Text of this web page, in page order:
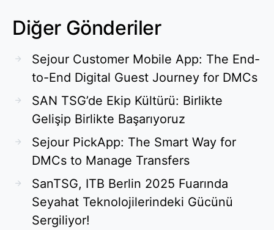
Diğer Gönderiler
Sejour Customer Mobile App: The End-
to-End Digital Guest Journey for DMCs
SAN TSG’de Ekip Kültürü: Birlikte
Gelişip Birlikte Başarıyoruz
Sejour PickApp: The Smart Way for
DMCs to Manage Transfers
SanTSG, ITB Berlin 2025 Fuarında
Seyahat Teknolojilerindeki Gücünü
Sergiliyor!